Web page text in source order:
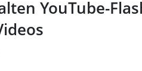
YouTube-